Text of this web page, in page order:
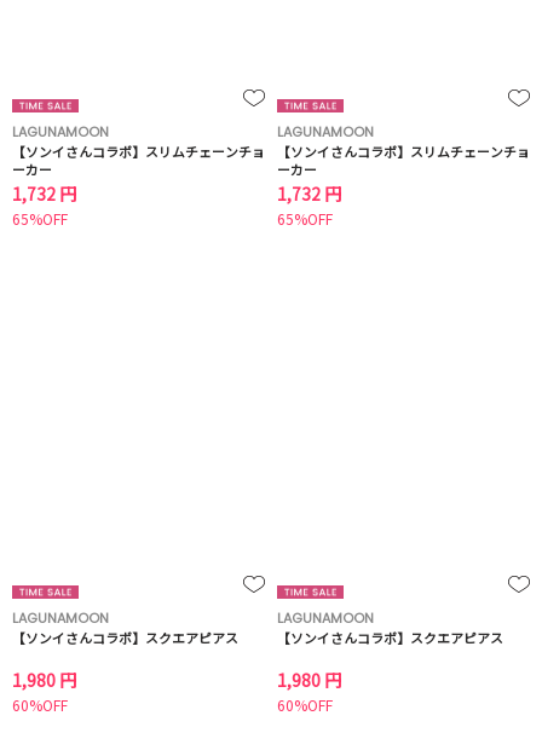
LAGUNAMOON
【ソンイさんコラボ】スリムチェーンチョ
ーカー
1,732 円
65%OFF
LAGUNAMOON
【ソンイさんコラボ】スリムチェーンチョ
ーカー
1,732 円
65%OFF
LAGUNAMOON
【ソンイさんコラボ】スクエアピアス
1,980 円
60%OFF
LAGUNAMOON
【ソンイさんコラボ】スクエアピアス
1,980 円
60%OFF